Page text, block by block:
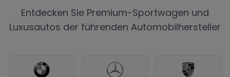
Entdecken Sie Premium-Sportwagen und
Luxusautos der führenden Automobilhersteller